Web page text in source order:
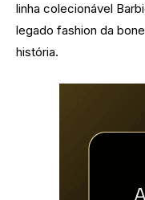
linha colecionável
legado fashion da
história.